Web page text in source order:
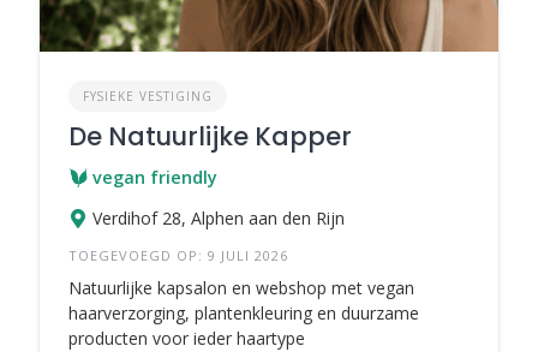
FYSIEKE VESTIGING
De Natuurlijke Kapper
vegan friendly
Verdihof 28, Alphen aan den Rijn
TOEGEVOEGD OP: 9 JULI 2026
Natuurlijke kapsalon en webshop met vegan
haarverzorging, plantenkleuring en duurzame
producten voor ieder haartype